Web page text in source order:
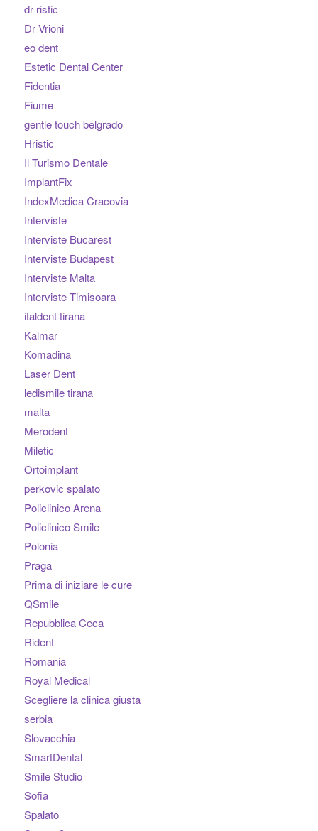
dr ristic
Dr Vrioni
eo dent
Estetic Dental Center
Fidentia
Fiume
gentle touch belgrado
Hristic
Il Turismo Dentale
ImplantFix
IndexMedica Cracovia
Interviste
Interviste Bucarest
Interviste Budapest
Interviste Malta
Interviste Timisoara
italdent tirana
Kalmar
Komadina
Laser Dent
ledismile tirana
malta
Merodent
Miletic
Ortoimplant
perkovic spalato
Policlinico Arena
Policlinico Smile
Polonia
Praga
Prima di iniziare le cure
QSmile
Repubblica Ceca
Rident
Romania
Royal Medical
Scegliere la clinica giusta
serbia
Slovacchia
SmartDental
Smile Studio
Sofia
Spalato